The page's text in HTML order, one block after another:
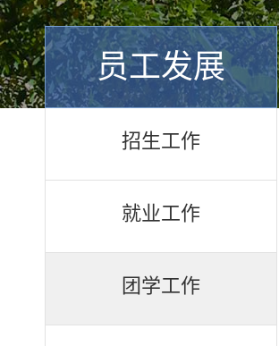
员工发展
招生工作
就业工作
团学工作